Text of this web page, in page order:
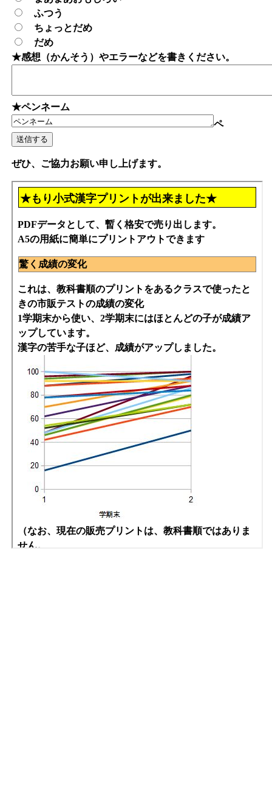
ふつう
ちょっとだめ
だめ
★感想（かんそう）やエラーなどを書きください。
★ペンネーム
ペ
ぜひ、ご協力お願い申し上げます。